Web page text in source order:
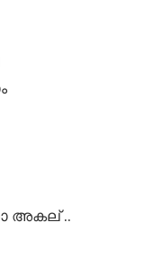
അകല് ..